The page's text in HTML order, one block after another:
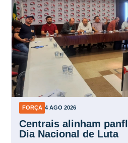
FORÇA 4 AGO 2026
Centrais alinham
Dia Nacional de Luta